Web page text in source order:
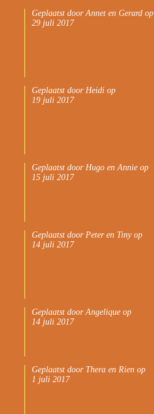
Geplaatst door Annet en Gerard op
29 juli 2017
Geplaatst door Heidi op
19 juli 2017
Geplaatst door Hugo en Annie op
15 juli 2017
Geplaatst door Peter en Tiny op
14 juli 2017
Geplaatst door Angelique op
14 juli 2017
Geplaatst door Thera en Rien op
1 juli 2017